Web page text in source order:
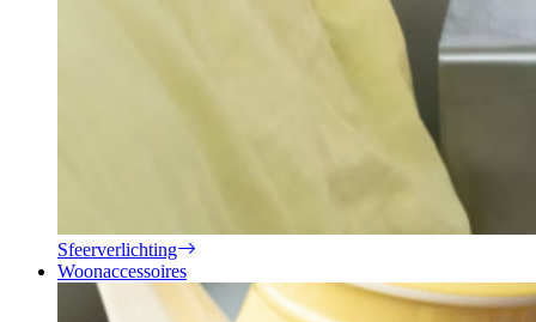
Sfeerverlichting
Woonaccessoires